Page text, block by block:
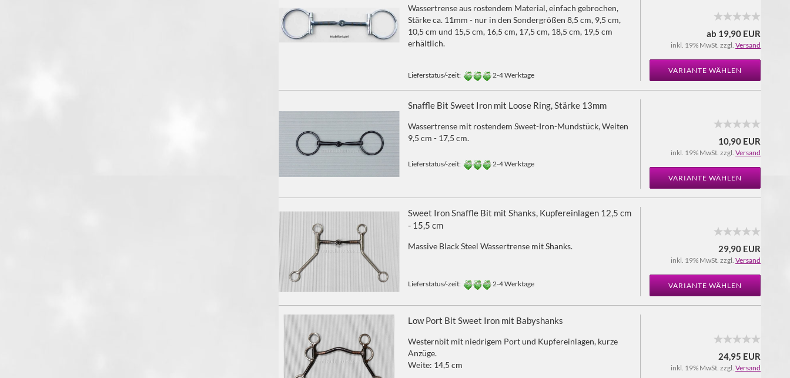
Wassertrense aus rostendem Material, einfach gebrochen,
Stärke ca. 11mm - nur in den Sondergrößen 8,5 cm, 9,5 cm,
10,5 cm und 15,5 cm, 16,5 cm, 17,5 cm, 18,5 cm, 19,5 cm
erhältlich.
Lieferstatus/-zeit: 2-4 Werktage
ab 19,90 EUR
inkl. 19% MwSt. zzgl.Versand
VARIANTE WÄHLEN
Snaffle Bit Sweet Iron mit Loose Ring, Stärke 13mm
Wassertrense mit rostendem Sweet-Iron-Mundstück, Weiten
9,5 cm - 17,5 cm.
Lieferstatus/-zeit: 2-4 Werktage
10,90 EUR
inkl. 19% MwSt. zzgl.Versand
VARIANTE WÄHLEN
Sweet Iron Snaffle Bit mit Shanks, Kupfereinlagen 12,5 cm
- 15,5 cm
Massive Black Steel Wassertrense mit Shanks.
Lieferstatus/-zeit: 2-4 Werktage
29,90 EUR
inkl. 19% MwSt. zzgl.Versand
VARIANTE WÄHLEN
Low Port Bit Sweet Iron mit Babyshanks
Westernbit mit niedrigem Port und Kupfereinlagen, kurze
Anzüge.
Weite: 14,5 cm
24,95 EUR
inkl. 19% MwSt. zzgl.Versand